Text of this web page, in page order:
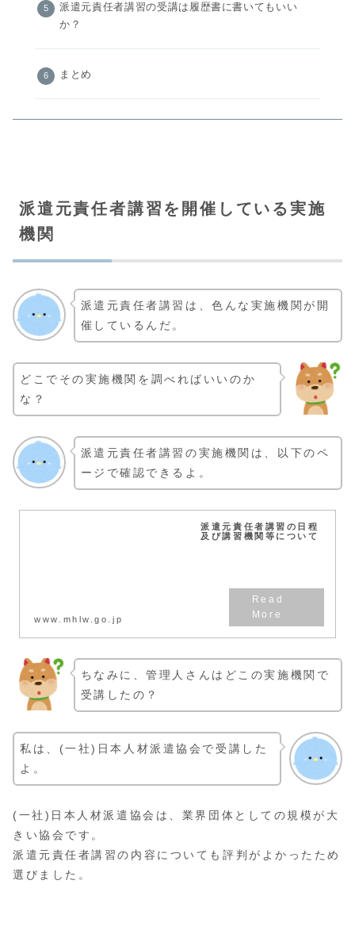
派遣元責任者講習の受講は履歴書に書いてもいい
か？
まとめ
派遣元責任者講習を開催している実施
機関
派遣元責任者講習は、色んな実施機関が開
催しているんだ。
どこでその実施機関を調べればいいのか
な？
派遣元責任者講習の実施機関は、以下のペ
ージで確認できるよ。
派遣元責任者講習の日程
及び講習機関等について
www.mhlw.go.jp
ちなみに、管理人さんはどこの実施機関で
受講したの？
私は、(一社)日本人材派遣協会で受講した
よ。
(一社)日本人材派遣協会は、業界団体としての規模が大
きい協会です。
派遣元責任者講習の内容についても評判がよかったため
選びました。